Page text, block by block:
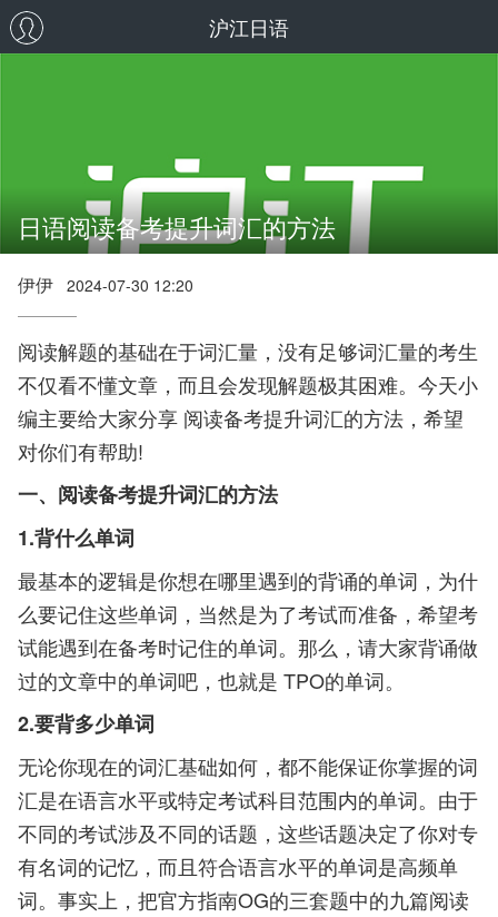
沪江日语
日语阅读备考提升词汇的方法
伊伊 2024-07-30 12:20
阅读解题的基础在于词汇量，没有足够词汇量的考生
不仅看不懂文章，而且会发现解题极其困难。今天小
编主要给大家分享 阅读备考提升词汇的方法，希望
对你们有帮助!
一、阅读备考提升词汇的方法
1.背什么单词
最基本的逻辑是你想在哪里遇到的背诵的单词，为什
么要记住这些单词，当然是为了考试而准备，希望考
试能遇到在备考时记住的单词。那么，请大家背诵做
过的文章中的单词吧，也就是 TPO的单词。
2.要背多少单词
无论你现在的词汇基础如何，都不能保证你掌握的词
汇是在语言水平或特定考试科目范围内的单词。由于
不同的考试涉及不同的话题，这些话题决定了你对专
有名词的记忆，而且符合语言水平的单词是高频单
词。事实上，把官方指南OG的三套题中的九篇阅读